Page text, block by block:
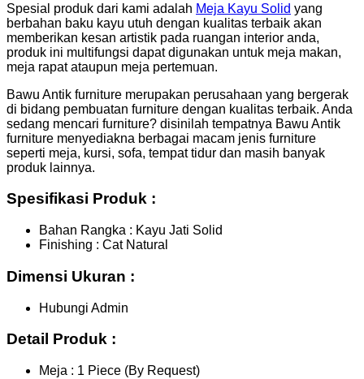
Spesial produk dari kami adalah Meja Kayu Solid yang
berbahan baku kayu utuh dengan kualitas terbaik akan
memberikan kesan artistik pada ruangan interior anda,
produk ini multifungsi dapat digunakan untuk meja makan,
meja rapat ataupun meja pertemuan.
Bawu Antik furniture merupakan perusahaan yang bergerak
di bidang pembuatan furniture dengan kualitas terbaik. Anda
sedang mencari furniture? disinilah tempatnya Bawu Antik
furniture menyediakna berbagai macam jenis furniture
seperti meja, kursi, sofa, tempat tidur dan masih banyak
produk lainnya.
Spesifikasi Produk :
Bahan Rangka : Kayu Jati Solid
Finishing : Cat Natural
Dimensi Ukuran :
Hubungi Admin
Detail Produk :
Meja : 1 Piece (By Request)